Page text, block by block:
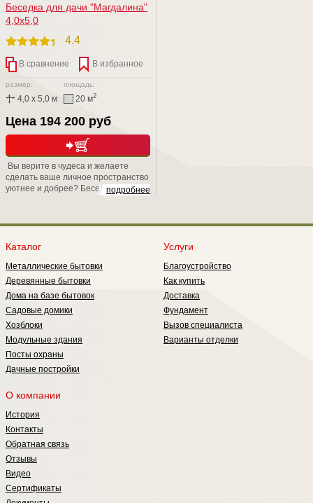
Беседка для дачи "Магдалина"
4,0х5,0
4.4
В сравнение В избранное
размер:
4,0 x 5,0 м
площадь:
20 м2
Цена 194 200 руб
подробнее
Вы верите в чудеса и желаете
сделать ваше личное пространство
уютнее и добрее? Беседка
Каталог
Металлические бытовки
Деревянные бытовки
Дома на базе бытовок
Садовые домики
Хозблоки
Модульные здания
Посты охраны
Дачные постройки
Услуги
Благоустройство
Как купить
Доставка
Фундамент
Вызов специалиста
Варианты отделки
О компании
История
Контакты
Обратная связь
Отзывы
Видео
Сертификаты